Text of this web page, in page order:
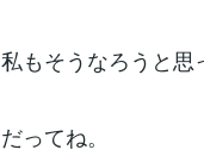
私もそうなろうと思
だってね。